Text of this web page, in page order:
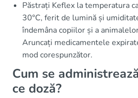
Păstrați Keflex la temperatura
30°C, ferit de lumină și
îndemâna copiilor și a
Aruncați medicamentele
mod corespunzător.
Cum se
ce doză?